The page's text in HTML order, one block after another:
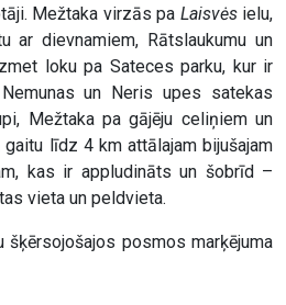
Mežtaka virzās pa Laisvėsielu,
ar dievnamiem, Rātslaukumu un
loku pa Sateces parku, kur ir
un Neris upes satekas
Mežtaka pa gājēju celiņiem un
līdz 4 km attālajam bijušajam
kas ir appludināts un šobrīd –
vieta un peldvieta.
šķērsojošajos posmos marķējuma